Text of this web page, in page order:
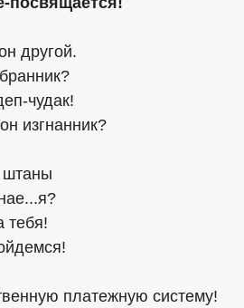
другой.
чудак!
изгнанник?
штаны
тебя!
платежную систему!